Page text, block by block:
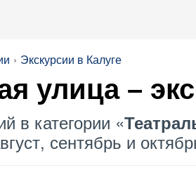
Экскурсии в Калуге
улица–
в категории «
сентябрь и